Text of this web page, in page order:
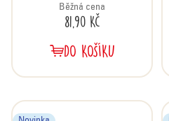
Běžná cena
81,90 Kč
DO KOŠÍKU